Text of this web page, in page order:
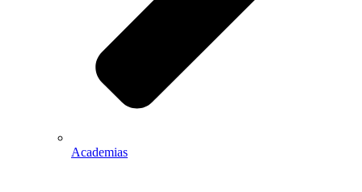
Academias